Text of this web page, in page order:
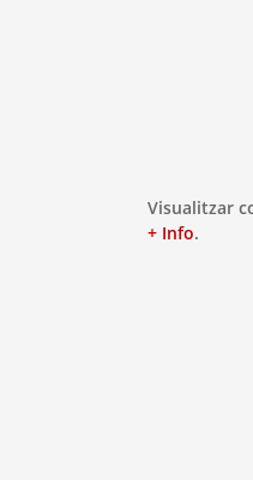
Visualitzar
+ Info.